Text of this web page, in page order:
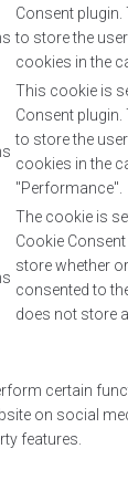
Consent
to store the
cookies in the
This cookie is
Consent
to store the
cookies in the
"Performance".
The cookie is
Cookie
store whether
consented to
does not store
certain
on social
features.